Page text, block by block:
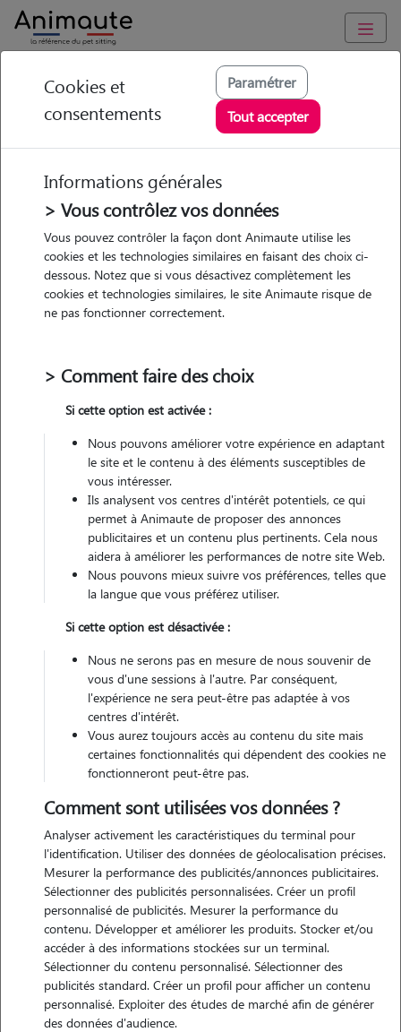
Animaute Pays-de-la-Loire Maine-et-Loire/Trélazé
Nathalie - Petsitter à
TRELAZE
• 48 ans
Non véhiculé
Contacter
L'envoi d'une demande est sans engagement
jaime rendre service et je serai heureuse de nourrir ,caliner des chats
pendant votre abscence. nourrir des petits animaux me fera aussi
plaisir. ca me manque dentendre ronronner un chat et de leur faire
Expérience
compagnon.. je nen reprends pas aujourdhui car sans voiture , ce
nest pas ideal . je serai heureuse de caliner et nourrir vos chats. je
peux me deplacer dans le secteur de trelaze
nathalie est un membre non professionnel.
Cookies et
consentements
Paramétrer
Tout accepter
Informations générales
> Vous contrôlez vos données
Vous pouvez contrôler la façon dont Animaute utilise les
cookies et les technologies similaires en faisant des choix ci-
dessous. Notez que si vous désactivez complètement les
cookies et technologies similaires, le site Animaute risque de
ne pas fonctionner correctement.
> Comment faire des choix
Si cette option est activée :
Nous pouvons améliorer votre expérience en adaptant
le site et le contenu à des éléments susceptibles de
vous intéresser.
Ils analysent vos centres d'intérêt potentiels, ce qui
permet à Animaute de proposer des annonces
publicitaires et un contenu plus pertinents. Cela nous
aidera à améliorer les performances de notre site Web.
Nous pouvons mieux suivre vos préférences, telles que
la langue que vous préférez utiliser.
Si cette option est désactivée :
Nous ne serons pas en mesure de nous souvenir de
vous d'une sessions à l'autre. Par conséquent,
l'expérience ne sera peut-être pas adaptée à vos
centres d'intérêt.
Vous aurez toujours accès au contenu du site mais
certaines fonctionnalités qui dépendent des cookies ne
fonctionneront peut-être pas.
Comment sont utilisées vos données ?
Analyser activement les caractéristiques du terminal pour
l'identification. Utiliser des données de géolocalisation précises.
Mesurer la performance des publicités/annonces publicitaires.
Sélectionner des publicités personnalisées. Créer un profil
personnalisé de publicités. Mesurer la performance du
contenu. Développer et améliorer les produits. Stocker et/ou
accéder à des informations stockées sur un terminal.
Sélectionner du contenu personnalisé. Sélectionner des
publicités standard. Créer un profil pour afficher un contenu
personnalisé. Exploiter des études de marché afin de générer
des données d'audience.